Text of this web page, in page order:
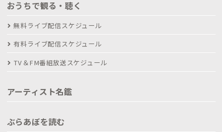
おうちで観る・聴く
無料ライブ配信スケジュール
有料ライブ配信スケジュール
TV＆FM番組放送スケジュール
アーティスト名鑑
ぶらあぼを読む